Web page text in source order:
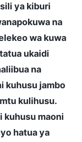
ya kiburi
na
wa kuwa
ukaidi
na
kuhusu jambo
kulihusu.
kuhusu maoni
hatua ya